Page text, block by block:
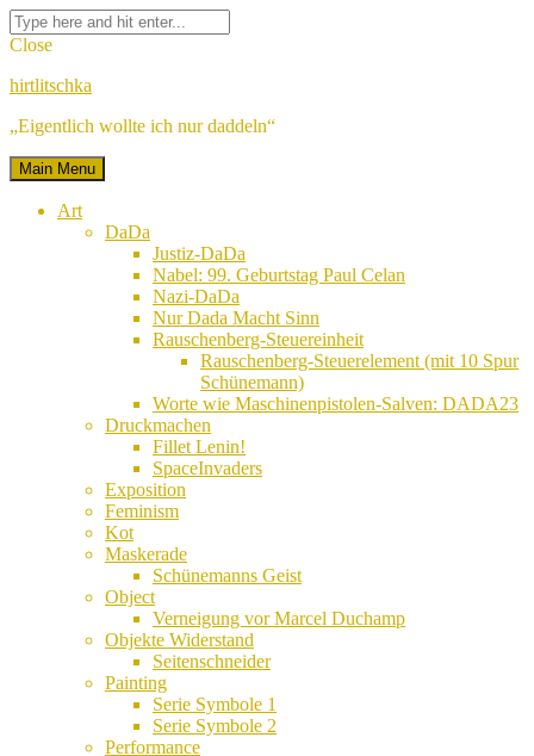
Skip
to
Facebook
Twitter
Google
Plus
Linkedin
Instagram
YouTube
Pinterest
Tumblr
Flickr
VK
Search
for:
Close
hirtlitschka
„Eigentlich wollte ich nur daddeln“
Main Menu
Art
DaDa
Justiz-DaDa
Nabel: 99. Geburtstag Paul Celan
Nazi-DaDa
Nur Dada Macht Sinn
Rauschenberg-Steuereinheit
Rauschenberg-Steuerelement (mit 10 Spur
Schünemann)
Worte wie Maschinenpistolen-Salven: DADA23
Druckmachen
Fillet Lenin!
SpaceInvaders
Exposition
Feminism
Kot
Maskerade
Schünemanns Geist
Object
Verneigung vor Marcel Duchamp
Objekte Widerstand
Seitenschneider
Painting
Serie Symbole 1
Serie Symbole 2
Performance